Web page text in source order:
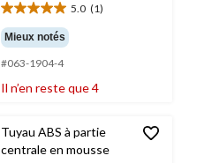
5.0 (1)
5.0
étoile(s)
sur
5.
1
Mieux notés
#063-1904-4
Il n’en reste que 4
Tuyau ABS à partie
centrale en mousse